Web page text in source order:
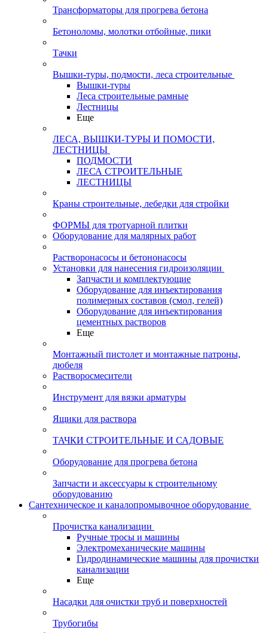
Трансформаторы для прогрева бетона
Бетоноломы, молотки отбойные, пики
Тачки
Вышки-туры, подмости, леса строительные
Вышки-туры
Леса строительные рамные
Лестницы
Еще
ЛЕСА, ВЫШКИ-ТУРЫ И ПОМОСТИ,
ЛЕСТНИЦЫ
ПОДМОСТИ
ЛЕСА СТРОИТЕЛЬНЫЕ
ЛЕСТНИЦЫ
Краны строительные, лебедки для стройки
ФОРМЫ для тротуарной плитки
Оборудование для малярных работ
Растворонасосы и бетононасосы
Установки для нанесения гидроизоляции
Запчасти и комплектующие
Оборудование для инъектирования
полимерных составов (смол, гелей)
Оборудование для инъектирования
цементных растворов
Еще
Монтажный пистолет и монтажные патроны,
дюбеля
Растворосмесители
Инструмент для вязки арматуры
Ящики для раствора
ТАЧКИ СТРОИТЕЛЬНЫЕ И САДОВЫЕ
Оборудование для прогрева бетона
Запчасти и аксессуары к строительному
оборудованию
Сантехническое и каналопромывочное оборудование
Прочистка канализации
Ручные тросы и машины
Электромеханические машины
Гидродинамические машины для прочистки
канализации
Еще
Насадки для очистки труб и поверхностей
Трубогибы